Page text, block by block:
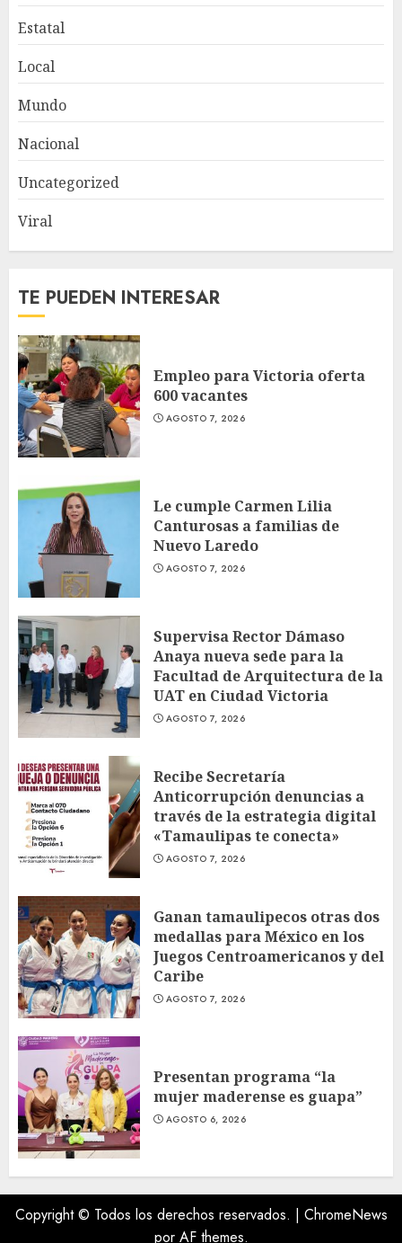
Estatal
Local
Mundo
Nacional
Uncategorized
Viral
TE PUEDEN INTERESAR
Empleo para Victoria oferta
600 vacantes
AGOSTO 7, 2026
Le cumple Carmen Lilia
Canturosas a familias de
Nuevo Laredo
AGOSTO 7, 2026
Supervisa Rector Dámaso
Anaya nueva sede para la
Facultad de Arquitectura de la
UAT en Ciudad Victoria
AGOSTO 7, 2026
Recibe Secretaría
Anticorrupción denuncias a
través de la estrategia digital
«Tamaulipas te conecta»
AGOSTO 7, 2026
Ganan tamaulipecos otras dos
medallas para México en los
Juegos Centroamericanos y del
Caribe
AGOSTO 7, 2026
Presentan programa “la
mujer maderense es guapa”
AGOSTO 6, 2026
Copyright © Todos los derechos reservados. | ChromeNews
por AF themes.